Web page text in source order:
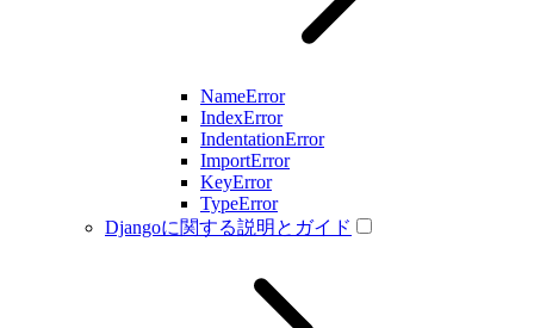
NameError
IndexError
IndentationError
ImportError
KeyError
TypeError
Djangoに関する説明とガイド